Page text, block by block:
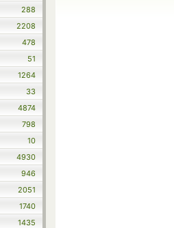
288
2208
478
51
1264
33
4874
798
10
4930
946
2051
1740
1435